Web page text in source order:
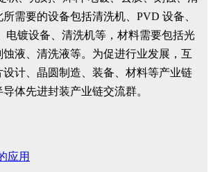
需要的设备包括清洗机、PVD 设备、
电镀设备、清洗机等，材料需要包括光
液、清洗液等。为促进行业发展，互
计、晶圆制造、装备、材料等产业链
导体先进封装产业链交流群。
应用